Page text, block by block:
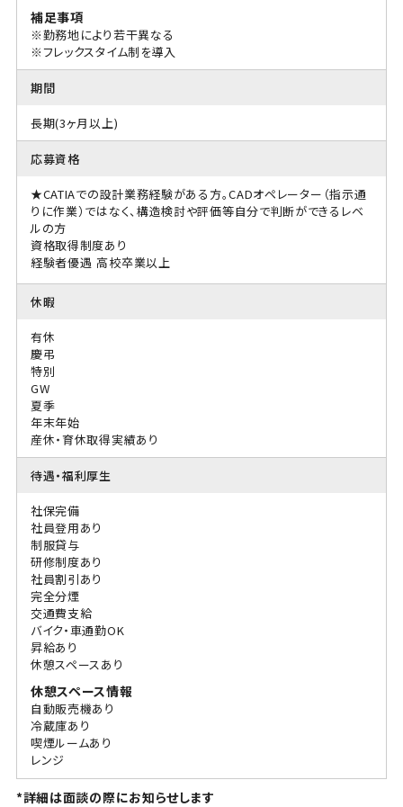
補足事項
※勤務地により若干異なる
※フレックスタイム制を導入
期間
長期(3ヶ月以上)
応募資格
★CATIAでの設計業務経験がある方。CADオペレーター（指示通
りに作業）ではなく、構造検討や評価等自分で判断ができるレベ
ルの方
資格取得制度あり
経験者優遇 高校卒業以上
休暇
有休
慶弔
特別
GW
夏季
年末年始
産休・育休取得実績あり
待遇・福利厚生
社保完備
社員登用あり
制服貸与
研修制度あり
社員割引あり
完全分煙
交通費支給
バイク・車通勤OK
昇給あり
休憩スペースあり
休憩スペース情報
自動販売機あり
冷蔵庫あり
喫煙ルームあり
レンジ
*詳細は面談の際にお知らせします